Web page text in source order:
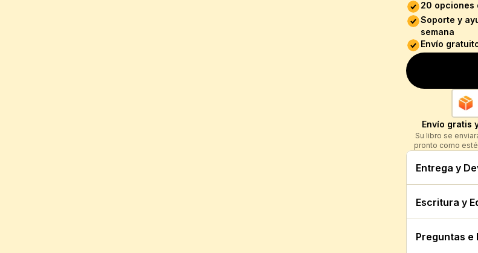
20 opciones
Soporte y
semana
Envío
Envío gratis
Su libro se
pronto como
Entrega y
Escritura y
Preguntas e